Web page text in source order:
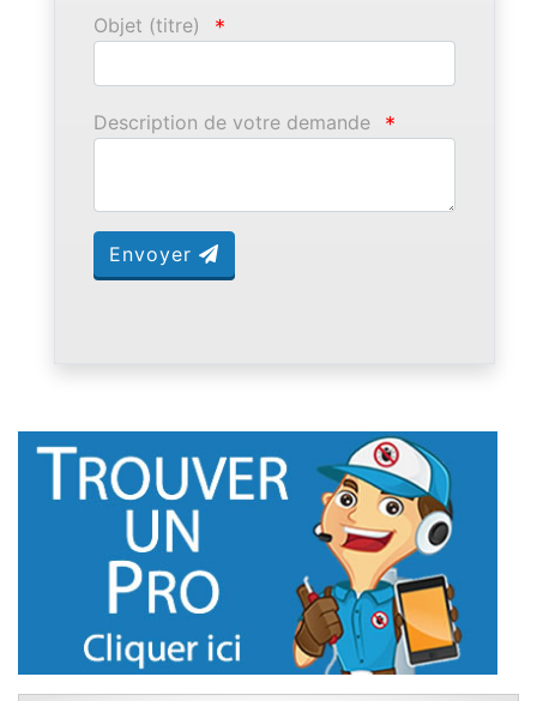
Objet (titre) *
Description de votre demande *
Envoyer